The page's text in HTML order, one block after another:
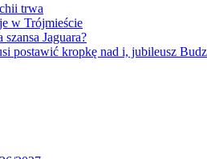
trwa
w Trójmieście
Jaguara?
postawić kropkę nad i, jubileusz